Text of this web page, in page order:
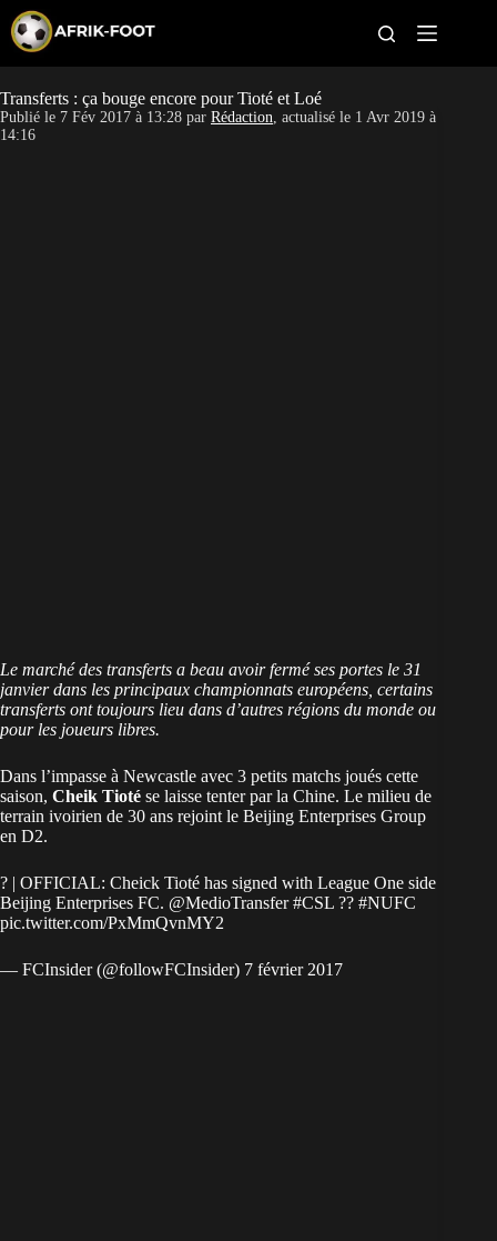
p
t
o
c
CAN féminine
Transferts : ça bouge encore pour Tioté et Loé
Publié le 7 Fév 2017 à 13:28 par Rédaction, actualisé le 1 Avr 2019 à
14:16
Le marché des transferts a beau avoir fermé ses portes le 31
janvier dans les principaux championnats européens, certains
transferts ont toujours lieu dans d’autres régions du monde ou
pour les joueurs libres.
Dans l’impasse à Newcastle avec 3 petits matchs joués cette
saison, Cheik Tioté se laisse tenter par la Chine. Le milieu de
terrain ivoirien de 30 ans rejoint le Beijing Enterprises Group
en D2.
? | OFFICIAL: Cheick Tioté has signed with League One side
Beijing Enterprises FC. @MedioTransfer#CSL ?? #NUFC
pic.twitter.com/PxMmQvnMY2
— FCInsider (@followFCInsider) 7 février 2017